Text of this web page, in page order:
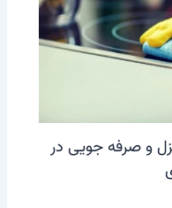
و صرفه جویی در